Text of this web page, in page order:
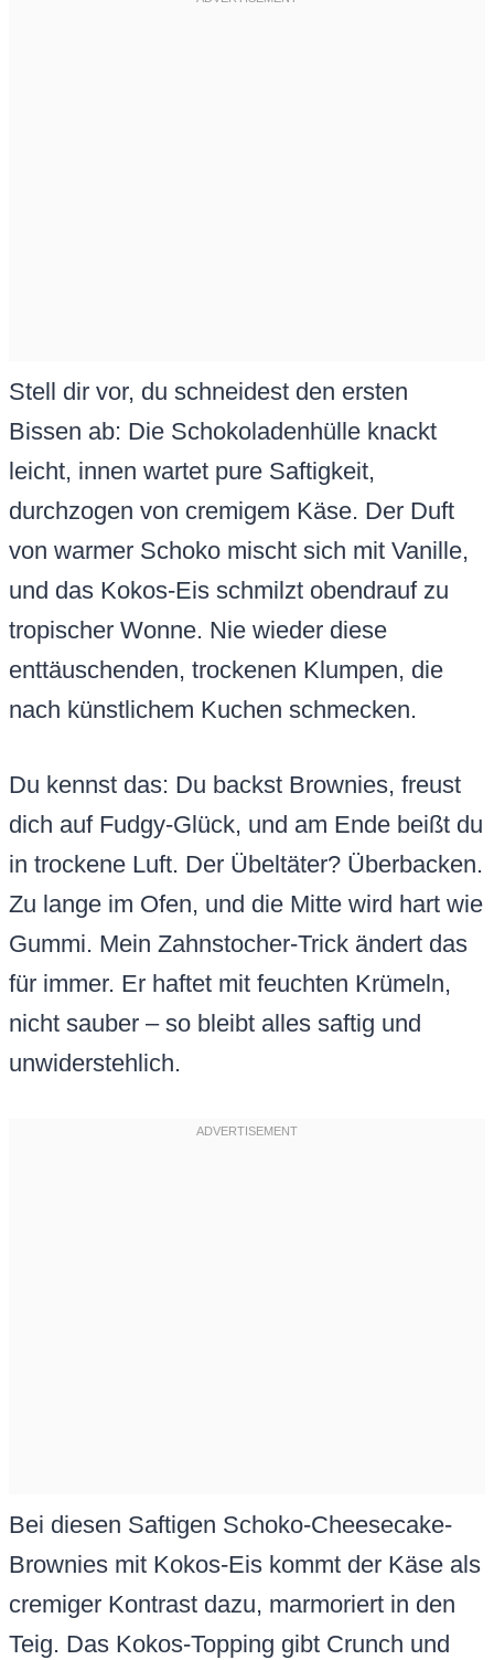
Stell dir vor, du schneidest den ersten
Bissen ab: Die Schokoladenhülle knackt
leicht, innen wartet pure Saftigkeit,
durchzogen von cremigem Käse. Der Duft
von warmer Schoko mischt sich mit Vanille,
und das Kokos-Eis schmilzt obendrauf zu
tropischer Wonne. Nie wieder diese
enttäuschenden, trockenen Klumpen, die
nach künstlichem Kuchen schmecken.
Du kennst das: Du backst Brownies, freust
dich auf Fudgy-Glück, und am Ende beißt du
in trockene Luft. Der Übeltäter? Überbacken.
Zu lange im Ofen, und die Mitte wird hart wie
Gummi. Mein Zahnstocher-Trick ändert das
für immer. Er haftet mit feuchten Krümeln,
nicht sauber – so bleibt alles saftig und
unwiderstehlich.
Bei diesen Saftigen Schoko-Cheesecake-
Brownies mit Kokos-Eis kommt der Käse als
cremiger Kontrast dazu, marmoriert in den
Teig. Das Kokos-Topping gibt Crunch und